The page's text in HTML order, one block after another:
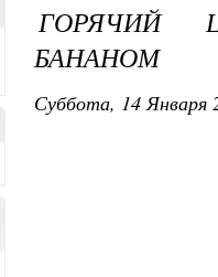
ГОРЯЧИЙ
БАНАНОМ
Суббота, 14 Января